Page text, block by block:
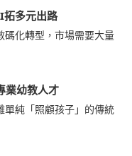
多元出路
碼化轉型，市場需要大量
幼教人才
單純「照顧孩子」的傳統